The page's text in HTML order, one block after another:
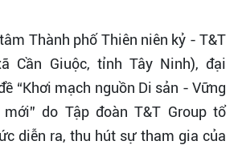
Thành phố Thiên niên kỷ - T&T
Cần Giuộc, tỉnh Tây Ninh), đại
“Khơi mạch nguồn Di sản - Vững
mới” do Tập đoàn T&T Group tổ
diễn ra, thu hút sự tham gia của